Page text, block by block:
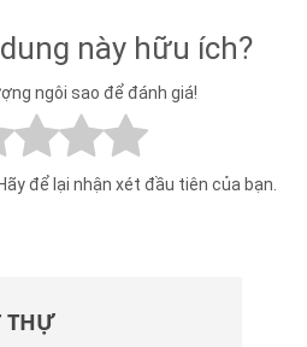
này hữu ích?
ngôi sao để đánh giá!
để lại nhận xét đầu tiên của bạn.
THỰ